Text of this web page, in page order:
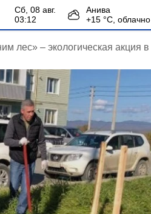
сб, 08 авг.
03:12
Анива
+15 °С, облачно
лес» – экологическая акция